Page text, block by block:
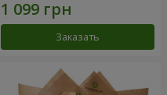
Заказать